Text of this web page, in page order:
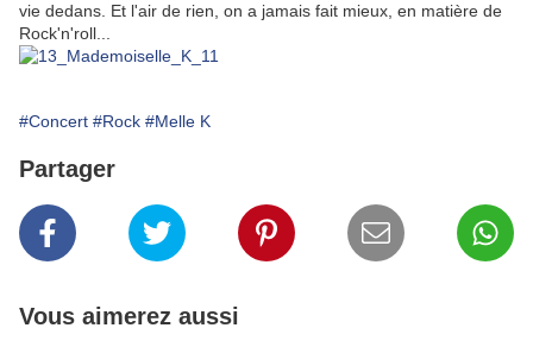
vie dedans. Et l'air de rien, on a jamais fait mieux, en matière de
Rock'n'roll...
#Concert #Rock #Melle K
Partager
Vous aimerez aussi